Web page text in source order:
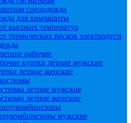
спецодежда
для химзащиты
высоких температур
термических рисков электродуги
рабочие
куртки летние мужские
летние женские
летние мужские
летние женские
мужские